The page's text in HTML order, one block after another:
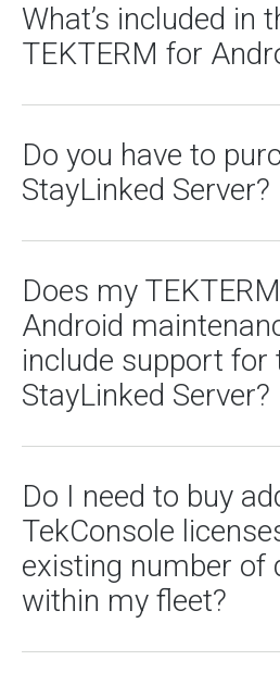
What’s included in
TEKTERM for
Do you have to
StayLinked Server?
Does my
Android
include support for
StayLinked Server?
Do I need to buy
TekConsole
existing number of
within my fleet?